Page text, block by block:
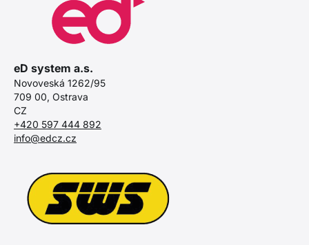
eD system a.s.
Novoveská 1262/95
709 00, Ostrava
CZ
+420 597 444 892
info@edcz.cz